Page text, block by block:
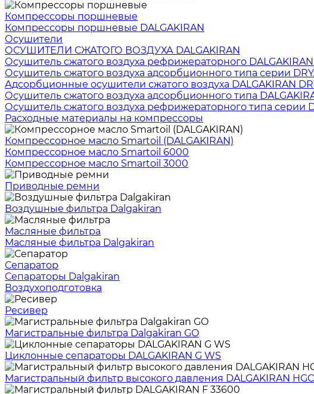
Компрессоры поршневые
Компрессоры поршневые DALGAKIRAN
Осушители
ОСУШИТЕЛИ СЖАТОГО ВОЗДУХА DALGAKIRAN
Осушитель сжатого воздуха рефрижераторного DALGAKIRAN
Осушитель сжатого воздуха адсорбционного типа серии
Адсорбционные осушители сжатого воздуха DALGAKIRAN
Осушитель сжатого воздуха адсорбционного типа
Осушитель сжатого воздуха рефрижераторного типа cерии
Расходные материалы на компрессоры
Компрессорное масло Smartoil (DALGAKIRAN)
Компрессорное масло Smartoil 6000
Компрессорное масло Smartoil 3000
Приводные ремни
Воздушные фильтра Dalgakiran
Масляные фильтра
Масляные фильтра Dalgakiran
Сепаратор
Сепараторы Dalgakiran
Воздухоподготовка
Ресивер
Магистральные фильтра Dalgakiran GO
Циклонные сепараторы DALGAKIRAN G WS
Магистральный фильтр высокого давления DALGAKIRAN